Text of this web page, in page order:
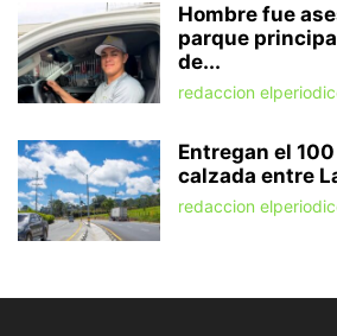
Hombre fue
parque
de...
redaccion
Entregan el
calzada entre
redaccion